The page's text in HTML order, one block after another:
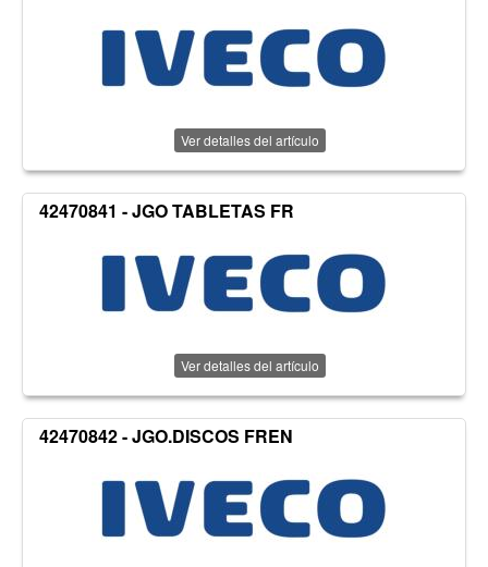
Ver detalles del artículo
42470841 - JGO TABLETAS FR
Ver detalles del artículo
42470842 - JGO.DISCOS FREN